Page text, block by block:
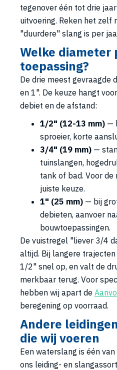
tegenover één tot drie
uitvoering. Reken het zelf
"duurdere" slang is per
Welke diameter
toepassing?
De drie meest gevraagde
en 1". De keuze hangt
debiet en de afstand:
1/2" (12-13 mm) —
sproeier, korte
3/4" (19 mm) —
tuinslangen,
tank of bad. Voor
juiste keuze.
1" (25 mm) — bij
debieten, aanvoer
bouwtoepassingen.
De vuistregel "liever 3/4
altijd. Bij langere
1/2" snel op, en valt de
merkbaar terug. Voor
hebben wij apart de
beregening op voorraad.
Andere
die wij voeren
Een waterslang is één
ons leiding- en